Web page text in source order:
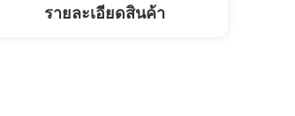
รายละเอียดสินค้า